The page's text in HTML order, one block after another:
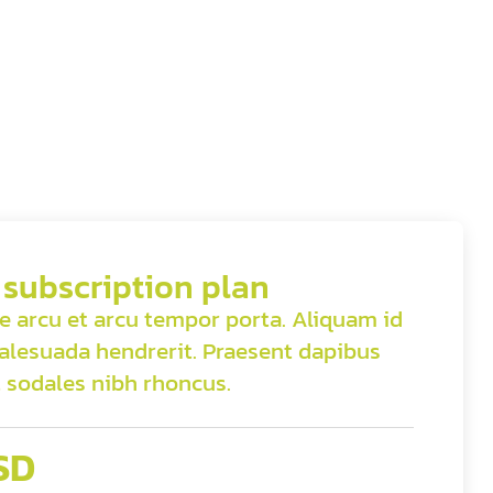
plan
arcu et arcu tempor porta. Aliquam id
hendrerit. Praesent dapibus
nibh rhoncus.